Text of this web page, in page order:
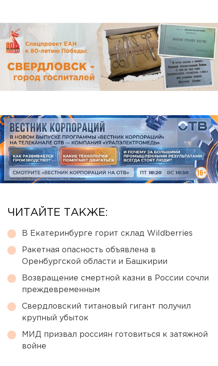
ЧИТАЙТЕ ТАКЖЕ:
В Екатеринбурге горит склад Wildberries
Ракетная опасность объявлена в
Оренбургской области и Башкирии
Возвращение смертной казни в России сочли
преждевременным
Свердловский титановый гигант получил
крупный убыток
МИД призвал россиян готовиться к затяжной
войне